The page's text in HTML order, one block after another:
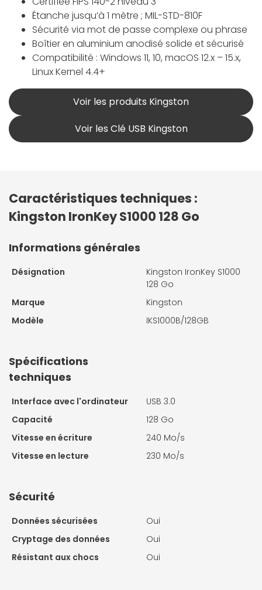
Étanche jusqu’à 1 mètre ; MIL-STD-810F
Sécurité via mot de passe complexe ou phrase
Boîtier en aluminium anodisé solide et sécurisé
Compatibilité : Windows 11, 10, macOS 12.x – 15.x,
Linux Kernel 4.4+
Voir les produits Kingston
Voir les Clé USB Kingston
Caractéristiques techniques :
Kingston IronKey S1000 128 Go
Informations générales
Désignation
Kingston IronKey S1000
128 Go
Marque
Kingston
Modèle
IKS1000B/128GB
Spécifications
techniques
Interface avec l'ordinateur
USB 3.0
Capacité
128 Go
Vitesse en écriture
240 Mo/s
Vitesse en lecture
230 Mo/s
Sécurité
Données sécurisées
Oui
Cryptage des données
Oui
Résistant aux chocs
Oui